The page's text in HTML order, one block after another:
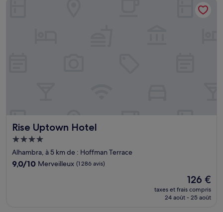
81 €
Rise Uptown Hotel
Rise Uptown Hotel
Hébergement
4.0 étoiles
Alhambra, à 5 km de : Hoffman Terrace
9.0
9,0/10 Merveilleux (1 286 avis)
Le
nouveau
prix
126 €
taxes et frais compris
24 août - 25 août